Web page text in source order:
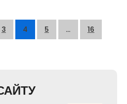
3 4 5 …
16